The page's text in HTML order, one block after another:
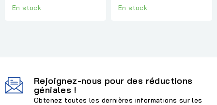
En stock En stock
Rejoignez-nous pour des réductions
géniales !
Obtenez toutes les dernières informations sur les